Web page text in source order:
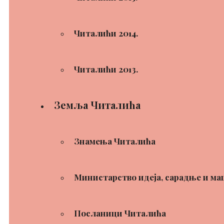
Читалићи 2014.
Читалићи 2013.
Земља Читалића
Знамења Читалића
Министарство идеја, сарадње и
Посланици Читалића